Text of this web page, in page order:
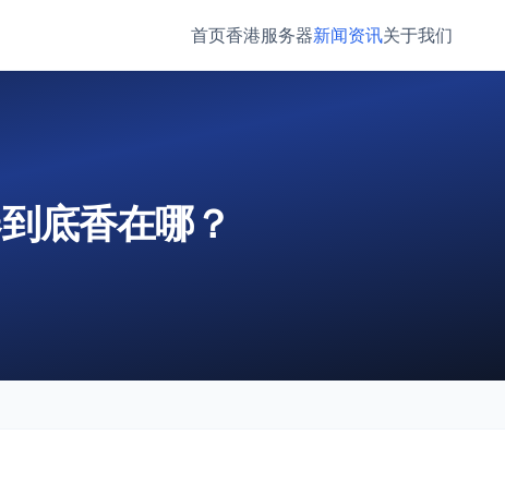
首页香港服务器新闻资讯关于我们
底香在哪？